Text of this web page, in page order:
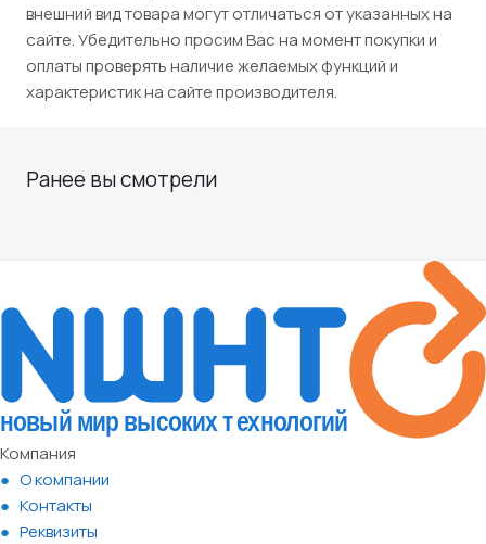
внешний вид товара могут отличаться от указанных на
сайте. Убедительно просим Вас на момент покупки и
оплаты проверять наличие желаемых функций и
характеристик на сайте производителя.
Ранее вы смотрели
Компания
О компании
Контакты
Реквизиты